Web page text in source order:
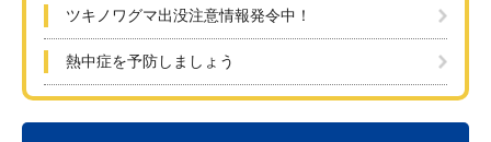
ツキノワグマ出没注意情報発令中！
熱中症を予防しましょう